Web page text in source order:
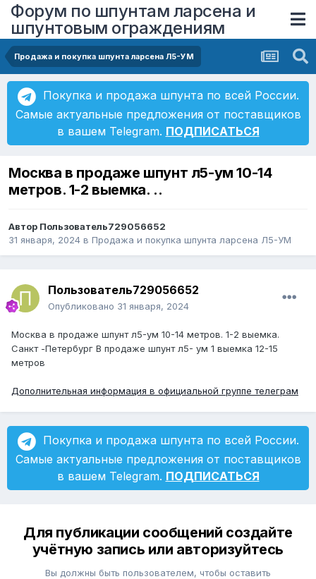
Форум по шпунтам ларсена и
шпунтовым ограждениям
Продажа и покупка шпунта ларсена Л5-УМ
Покупка и продажа шпунта по всей России.
Самые актуальные предложения от поставщиков
в вашем Telegram. ПОДПИСАТЬСЯ
Москва в продаже шпунт л5-ум 10-14
метров. 1-2 выемка. ..
Автор Пользователь729056652
31 января, 2024 в Продажа и покупка шпунта ларсена Л5-УМ
Пользователь729056652
Опубликовано 31 января, 2024
Москва в продаже шпунт л5-ум 10-14 метров. 1-2 выемка.
Санкт -Петербург В продаже шпунт л5- ум 1 выемка 12-15
метров
Дополнительная информация в официальной группе телеграм
Покупка и продажа шпунта по всей России.
Самые актуальные предложения от поставщиков
в вашем Telegram. ПОДПИСАТЬСЯ
Для публикации сообщений создайте
учётную запись или авторизуйтесь
Вы должны быть пользователем, чтобы оставить